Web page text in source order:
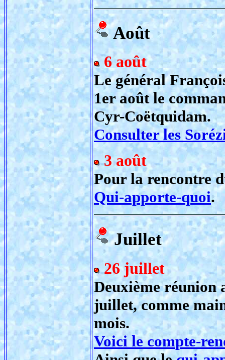
Août
6 août
Le général
1er août le
Cyr-Coëtquidam.
Consulter les
3 août
Pour la rencontre
Qui-apporte-quoi.
Juillet
26 juillet
Deuxième réunion
juillet, comme
mois.
Voici le compte-